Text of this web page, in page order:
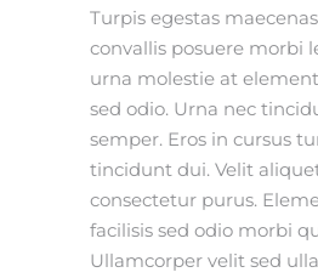
Turpis egestas
convallis posuere morbi
urna molestie at
sed odio. Urna nec
semper. Eros in cursus
tincidunt dui. Velit
consectetur purus.
facilisis sed odio morbi
Ullamcorper velit sed